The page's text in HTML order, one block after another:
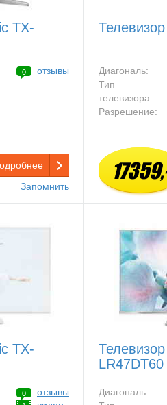
TX-
0 отзывы
Запомнить
Диагональ:
Тип
телевизора:
Разрешение:
TX-
0 отзывы
LR47DT60
Диагональ: